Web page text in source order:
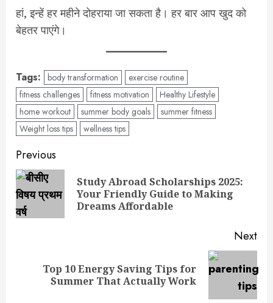
हां, इन्हें हर महीने दोहराया जा सकता है। हर बार आप खुद को
बेहतर पाएंगे।
Tags: body transformation
exercise routine
fitness challenges
fitness motivation
Healthy Lifestyle
home workout
summer body goals
summer fitness
Weight loss tips
wellness tips
Post
navigation
Previous
Study Abroad Scholarships 2025:
Your Friendly Guide to Making
Dreams Affordable
Next
Top 10 Energy Saving Tips for
Summer That Actually Work